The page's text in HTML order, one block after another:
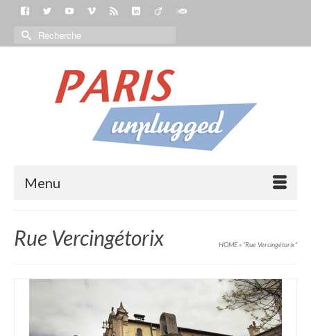
Menu
Rue Vercingétorix HOME» “Rue Vercingétorix“